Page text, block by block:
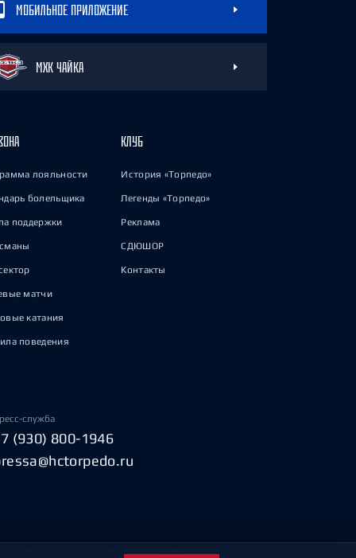
МОБИЛЬНОЕ ПРИЛОЖЕНИЕ
МХК ЧАЙКА
лояльности
болельщика
поддержки
матчи
катания
поведения
КЛУБ
История «Торпедо»
Легенды «Торпедо»
Реклама
СДЮШОР
Контакты
служба
(930) 800-1946